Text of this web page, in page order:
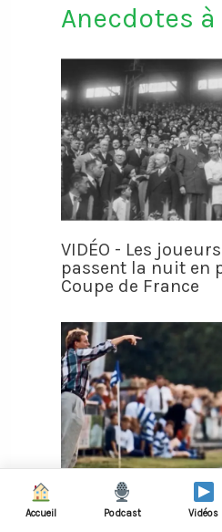
Anecdotes
VIDÉO - Les joueurs
passent la nuit en
Coupe de France
Accueil Podcast Vidéos